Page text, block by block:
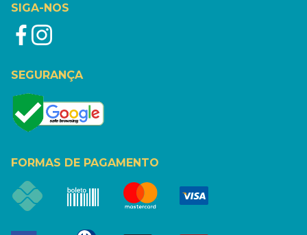
SIGA-NOS
SEGURANÇA
FORMAS DE PAGAMENTO